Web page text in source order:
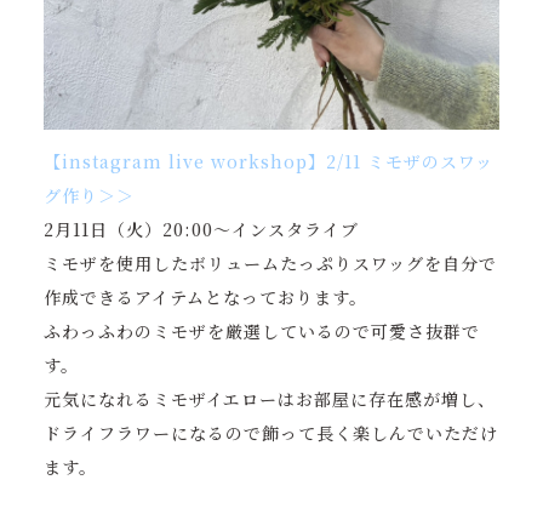
【instagram live workshop】2/11 ミモザのスワッ
グ作り＞＞
2月11日（火）20:00～インスタライブ
ミモザを使用したボリュームたっぷりスワッグを自分で
作成できるアイテムとなっております。
ふわっふわのミモザを厳選しているので可愛さ抜群で
す。
元気になれるミモザイエローはお部屋に存在感が増し、
ドライフラワーになるので飾って長く楽しんでいただけ
ます。